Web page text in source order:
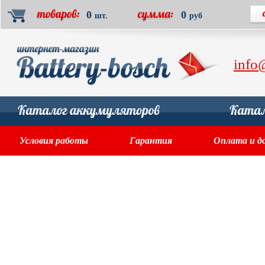
0 шт. 0 руб
Условия работы Гарантия Оплата и